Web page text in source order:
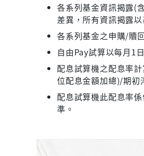
各系列基金資訊揭露(
差異，所有資訊揭露
各系列基金之申購/贖
自由Pay試算以每月1
配息試算機之配息率
位配息金額加總)/期初
配息試算機此配息率
準。